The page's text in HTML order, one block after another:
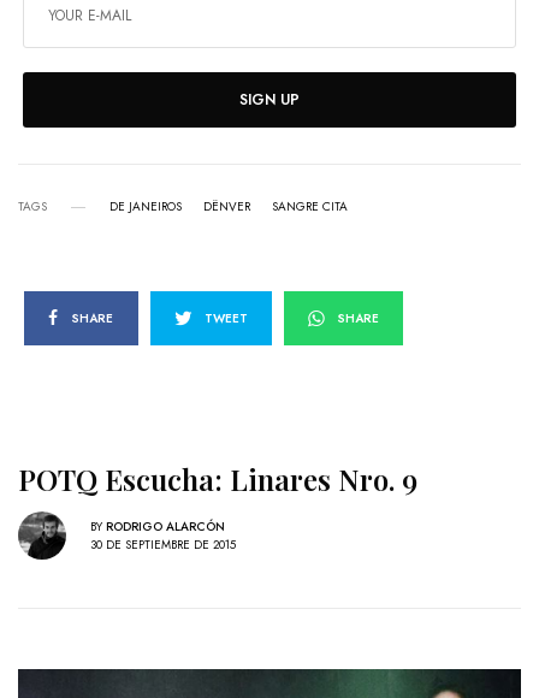
SIGN UP
TAGS DE JANEIROS DËNVER SANGRE CITA
SHARE TWEET SHARE
POTQ Escucha: Linares Nro. 9
BY RODRIGO ALARCÓN
30 DE SEPTIEMBRE DE 2015